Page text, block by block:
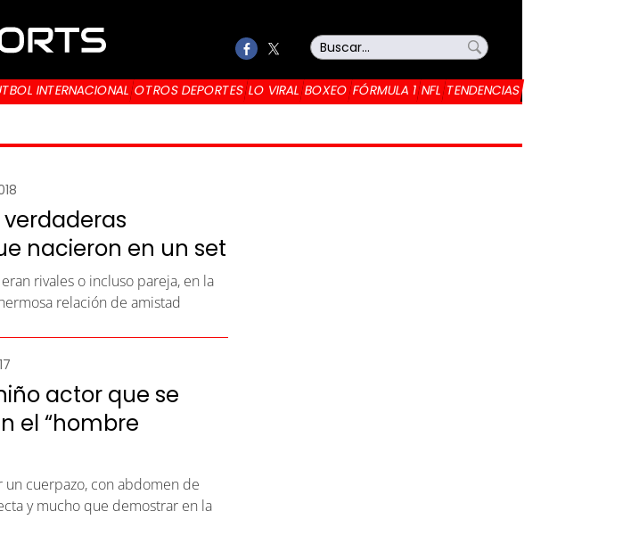
INTERNACIONAL OTROS DEPORTES LO VIRAL BOXEO FÓRMULA 1 NFL TENDENCIAS
nacieron en un set
rivales o incluso pareja, en la
relación de amistad
actor que se
el “hombre
cuerpazo, con abdomen de
y mucho que demostrar en la